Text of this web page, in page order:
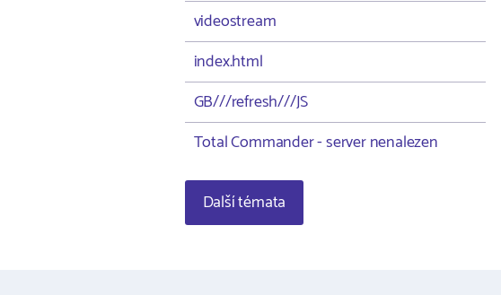
videostream
index.html
GB///refresh///JS
Total Commander - server nenalezen
Další témata